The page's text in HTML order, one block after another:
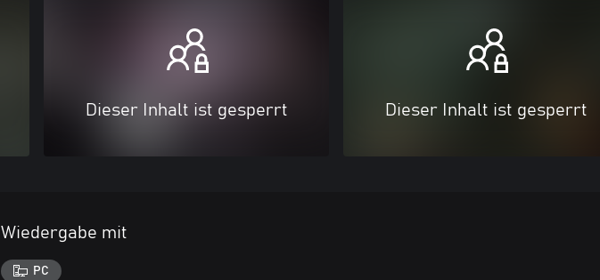
Dieser Inhalt ist gesperrt Dieser Inhalt ist gesperrt
Wiedergabe mit
PC